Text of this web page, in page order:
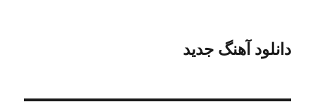
دانلود آهنگ جدید